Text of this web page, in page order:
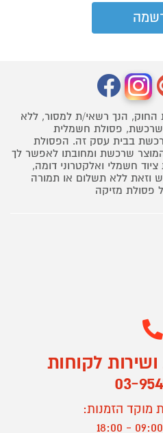
החוק, הנך רשאי/ת למסור, ללא
פסולת חשמלית
רכשת בבית עסק זה. הפסולת
שרכשת ומחובתו לאפשר לך
חשמלי ואלקטרוני דומה,
וזאת ללא תשלום או תמורה
מזיקה
לקוחות
03-
מוקד הזמנות:
09:00 - 18:00